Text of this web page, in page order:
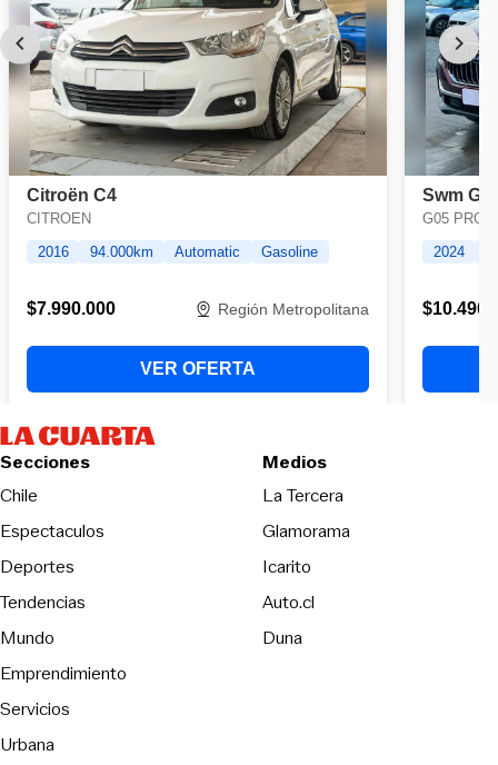
Secciones
Chile
Espectaculos
Deportes
Tendencias
Mundo
Emprendimiento
Servicios
Urbana
Medios
La TerceraOpens in new
Glamorama
Icarito
Auto.cl
DunaOpens in new window